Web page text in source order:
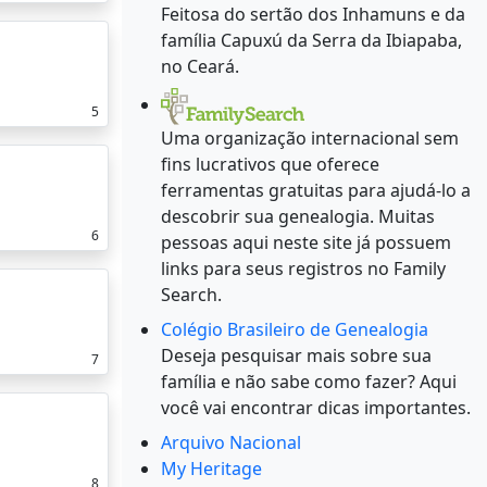
5
6
7
8
Feitosa do sertão dos Inhamuns e da
família Capuxú da Serra da Ibiapaba,
no Ceará.
Uma organização internacional sem
fins lucrativos que oferece
ferramentas gratuitas para ajudá-lo a
descobrir sua genealogia. Muitas
pessoas aqui neste site já possuem
links para seus registros no Family
Search.
Colégio Brasileiro de Genealogia
Deseja pesquisar mais sobre sua
família e não sabe como fazer? Aqui
você vai encontrar dicas importantes.
Arquivo Nacional
My Heritage